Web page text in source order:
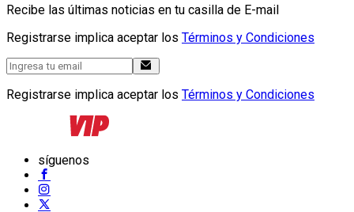
Recibe las últimas noticias en tu casilla de E-mail
Registrarse implica aceptar los Términos y Condiciones
Registrarse implica aceptar los Términos y Condiciones
síguenos